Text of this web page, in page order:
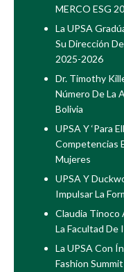
MERCO ESG
La UPSA
Su Dirección
2025-2026
Dr. Timothy
Número De La
Bolivia
UPSA Y ‘Para
Competencias
Mujeres
UPSA Y
Impulsar La
Claudia Tinoco
La Facultad De
La UPSA Con
Fashion